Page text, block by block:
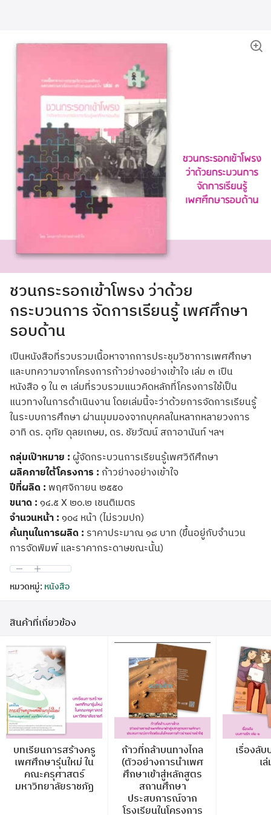
ชวนกระรอกเข้าโพรง ว่าด้วย
กระบวนการ จัดการเรียนรู้ เพศศึกษา
รอบด้าน
เปืนหนังสือที่รวบรวมเนื้อหาจากการประชุมวิชาการเพศศึกษา
และบทความจากโครงการก้าวย่างอย่างเข้าใจ เล่ม ๓ เปืน
หนังสือ ๑ ใน ๓ เล่มที่รวบรวมแนวคิดหลักที่โครงการใช้เป็น
แนวทางในการดำเนินงาน โดยเล่มนี้จะว่าด้วยการจัดการเรียนรู้
ในระบบการศึกษา ผ่านมุมมองจากบุคคลในหลากหลายวงการ
อาทิ ดร. อุทัย ดุลยเกษม, ดร. ชัยวัฒน์ สถาอานันท์ ฯลฯ
กลุ่มเป๊าหมาย : ผู้จัดกระบวนการเรียนรู้เพศวิถีศึกษา
ผลิคภายใต้โครงการ : ก้าวย่างอย่างเข้าใจ
ปีที่ผลิด : พฤศจิกายน ๒๕๕๐
ขนาด : ๑๔.๕ X ๒๐.๒ เชนติเมตร
จำนวนหน้า : ๑๐๔ หน้า (ไม่รวมปก)
ค้นทุนในการผลิด : ราคาประมาณ ๑๘ บาท (ขึ้นอยู่กับจำนวน
การจัดพิมพ์ และราคากระดาษขณะนั้น)
หมวดหมู่: หนังสือ
สินค้าที่เกี่ยวข้อง
บทเรียนการสร้างครู
เพศศึกษารุ่นใหม่ ใน
คณะครุศาสตร์
มหาวิทยาลัยราชภัฏ
ก้าวที่กล้าบนทางไกล
(ตัวอย่างการนำเพศ
ศึกษาเข้าสู่หลักสูตร
สถานศึกษา
ประสบการณ์จาก
โรงเรียนในโครงการ
เรื่องลั
เ